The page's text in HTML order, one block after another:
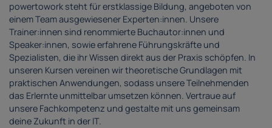
powertowork steht für erstklassige Bildung, angeboten von
einem Team ausgewiesener Experten:innen. Unsere
Trainer:innen sind renommierte Buchautor:innen und
Speaker:innen, sowie erfahrene Führungskräfte und
Spezialisten, die ihr Wissen direkt aus der Praxis schöpfen. In
unseren Kursen vereinen wir theoretische Grundlagen mit
praktischen Anwendungen, sodass unsere Teilnehmenden
das Erlernte unmittelbar umsetzen können. Vertraue auf
unsere Fachkompetenz und gestalte mit uns gemeinsam
deine Zukunft in der IT.